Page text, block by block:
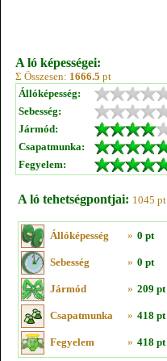
A ló képességei:
Σ Összesen: 1666.5 pt
Állóképesség:
Sebesség:
Jármód:
Csapatmunka:
Fegyelem:
A ló tehetségpontjai: 1045 pt
Állóképesség » 0 pt
Sebesség » 0 pt
Jármód » 209 pt
Csapatmunka » 418 pt
Fegyelem » 418 pt